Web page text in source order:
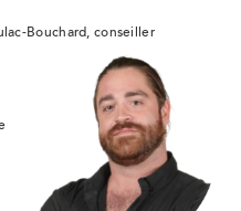
Bouchard, conseiller